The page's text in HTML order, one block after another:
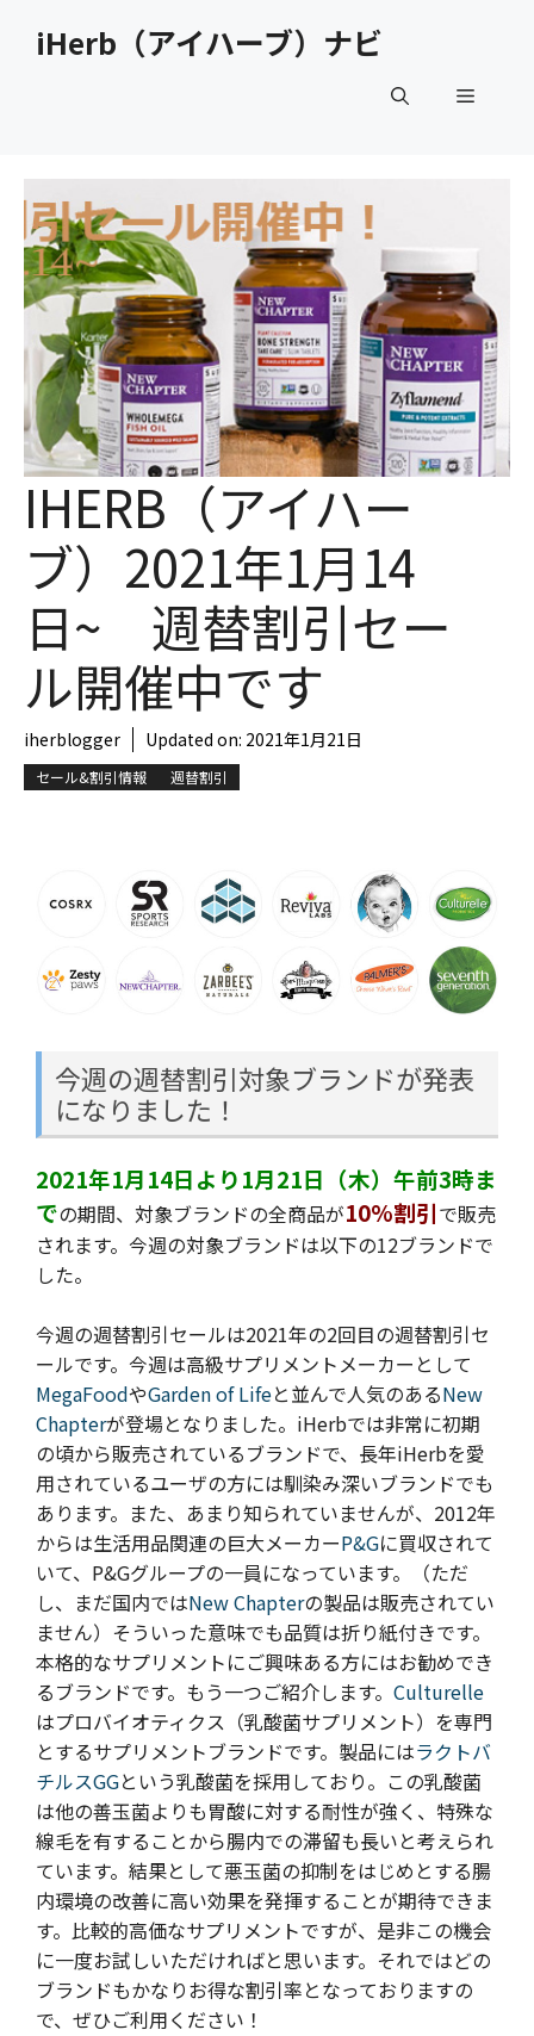
iHerb（アイハーブ）ナビ
メ
ー
IHERB（アイハー
ブ）2021年1月14
日~ 週替割引セー
ル開催中です
iherblogger Updated on: 2021年1月21日
セール&割引情報 週替割引
今週の週替割引対象ブランドが発表
になりました！
2021年1月14日より1月21日（木）午前3時ま
での期間、対象ブランドの全商品が10%割引で販売
されます。今週の対象ブランドは以下の12ブランドで
した。
今週の週替割引セールは2021年の2回目の週替割引セ
ールです。今週は高級サプリメントメーカーとして
MegaFoodやGarden of Lifeと並んで人気のあるNew
Chapterが登場となりました。iHerbでは非常に初期
の頃から販売されているブランドで、長年iHerbを愛
用されているユーザの方には馴染み深いブランドでも
あります。また、あまり知られていませんが、2012年
からは生活用品関連の巨大メーカーP&Gに買収されて
いて、P&Gグループの一員になっています。（ただ
し、まだ国内ではNew Chapterの製品は販売されてい
ません）そういった意味でも品質は折り紙付きです。
本格的なサプリメントにご興味ある方にはお勧めでき
るブランドです。もう一つご紹介します。 Culturelle
はプロバイオティクス（乳酸菌サプリメント）を専門
とするサプリメントブランドです。製品にはラクトバ
チルスGGという乳酸菌を採用しており。この乳酸菌
は他の善玉菌よりも胃酸に対する耐性が強く、特殊な
線毛を有することから腸内での滞留も長いと考えられ
ています。結果として悪玉菌の抑制をはじめとする腸
内環境の改善に高い効果を発揮することが期待できま
す。比較的高価なサプリメントですが、是非この機会
に一度お試しいただければと思います。 それではどの
ブランドもかなりお得な割引率となっておりますの
で、ぜひご利用ください！